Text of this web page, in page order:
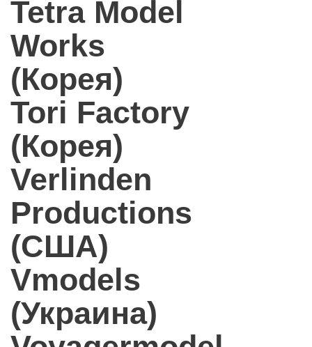
Tetra Model
Works
(Корея)
Tori Factory
(Корея)
Verlinden
Productions
(США)
Vmodels
(Украина)